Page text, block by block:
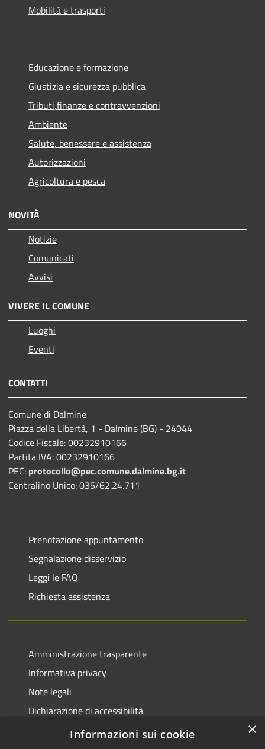
Mobilità e trasporti
Educazione e formazione
Giustizia e sicurezza pubblica
Tributi,finanze e contravvenzioni
Ambiente
Salute, benessere e assistenza
Autorizzazioni
Agricoltura e pesca
NOVITÀ
Notizie
Comunicati
Avvisi
VIVERE IL COMUNE
Luoghi
Eventi
CONTATTI
Comune di Dalmine
Piazza della Libertà, 1 - Dalmine (BG) - 24044
Codice Fiscale: 00232910166
Partita IVA: 00232910166
PEC: protocollo@pec.comune.dalmine.bg.it
Centralino Unico: 035/62.24.711
Prenotazione appuntamento
Segnalazione disservizio
Leggi le FAQ
Richiesta assistenza
Amministrazione trasparente
Informativa privacy
Note legali
Dichiarazione di accessibilità
Piano di miglioramento del sito
×
Informazioni sui cookie